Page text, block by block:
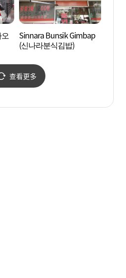
Sinnara Bunsik Gimbap
(신나라분식김밥)
查看更多